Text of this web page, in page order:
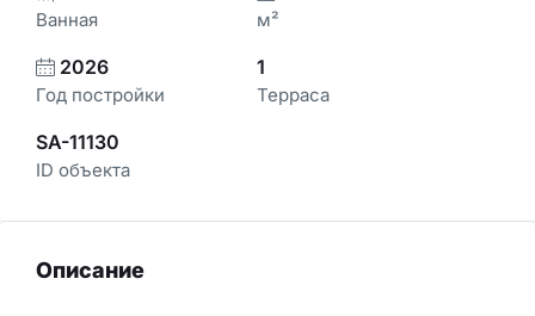
Ванная м²
2026
Год постройки
1
Терраса
SA-11130
ID объекта
Описание